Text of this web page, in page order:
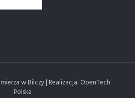
w Bilczy | Realizacja: OpenTech
Polska